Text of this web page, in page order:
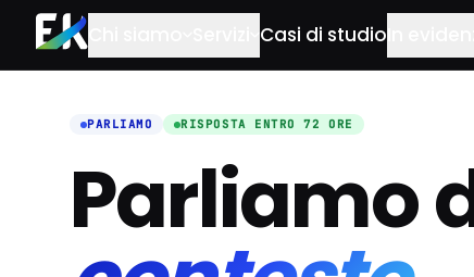
Salta al contenuto principale
Casi di studio
PARLIAMO RISPOSTA ENTRO 72 ORE
Parliamo